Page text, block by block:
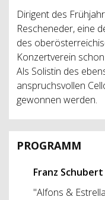
Dirigent des
Rescheneder, eine
des
Konzertverein
Als Solistin des
anspruchsvollen
gewonnen werden.
PROGRAMM
Franz
"Alfons &